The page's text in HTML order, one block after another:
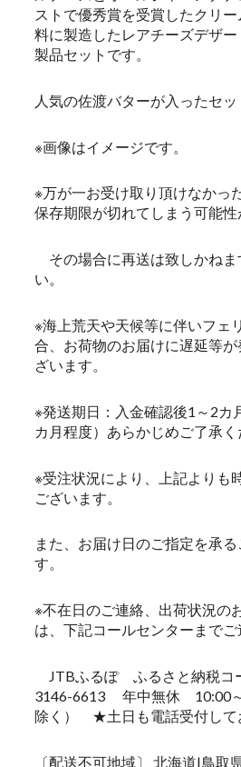
ストで優秀賞を受賞したクリ
料に製造したレアチーズデザ
製品セットです。
人気の佐渡バターが入ったセッ
※画像はイメージです。
※万が一お受け取り頂けなかっ
保存期限が切れてしまう可能性
その場合に再送は致しかねま
い。
※海上荒天や天候等に伴いフェ
合、お荷物のお届けに遅延等
ざいます。
※発送期日：入金確認後1～2カ
カ月程度）あらかじめご了承く
※受注状況により、上記よりも
ございます。
また、お届け日のご指定を承
す。
※不在日のご連絡、出荷状況の
は、下記コールセンターまでご
JTBふるぽ ふるさと納税コ
3146-6613 年中無休 10:00
除く） ★土日も電話受付して
〔配送不可地域〕 北海道|鳥取